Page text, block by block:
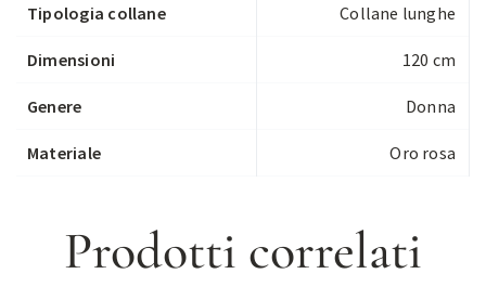
Tipologia collane Collane lunghe
Dimensioni 120 cm
Genere Donna
Materiale Oro rosa
Prodotti correlati